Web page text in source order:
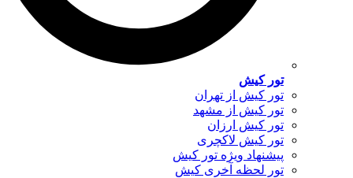
تور کیش
تور کیش از تهران
تور کیش از مشهد
تور کیش ارزان
تور کیش لاکچری
پیشنهاد ویژه تور کیش
تور لحظه آخری کیش